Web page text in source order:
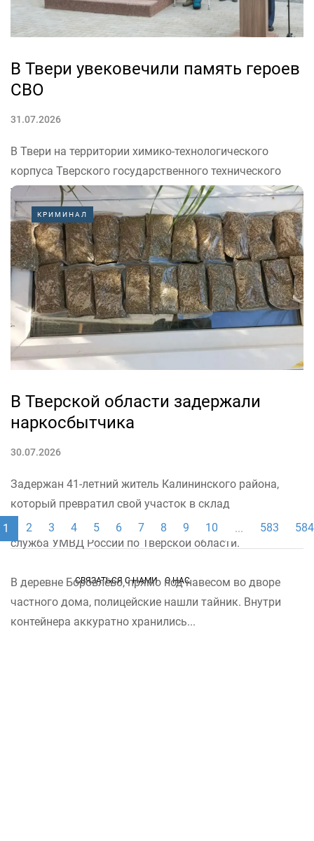
В Твери увековечили память героев
СВО
31.07.2026
В Твери на территории химико-технологического
корпуса Тверского государственного технического
университета (ТвГТУ) торжественно открыли
скульптурную композицию «Во имя жизни». Памятник
стал данью уважения мужеству и самопожертвованию
российских военнослужащих, отдавших свои жизни
при выполнении боевых задач в зоне СВО.
«Монумент установлен по...
КРИМИНАЛ
В Тверской области задержали
наркосбытчика
30.07.2026
Задержан 41-летний житель Калининского района,
который превратил свой участок в склад
запрещенных веществ. Об этом сообщает пресс-
служба УМВД России по Тверской области.
В деревне Боровлёво, прямо под навесом во дворе
частного дома, полицейские нашли тайник. Внутри
контейнера аккуратно хранились...
1 2 3 4 5 6 7 8 9 10 ... 583 584
СВЯЗАТЬСЯ С НАМИ О НАС